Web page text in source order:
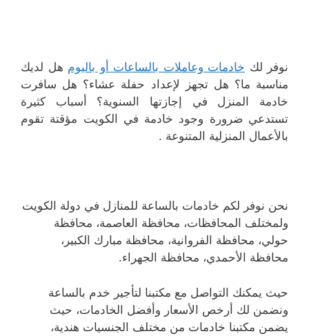
نوفر لك خادمات وعاملات بالساعات أو باليوم هل لديك
مناسبة ما؟ هل تجهز لإعداد حفلة عشاء؟ هل سافرت
خادمة المنزل في إجازتها السنوية؟ أسباب كثيرة
تستدعي ضرورة وجود خادمة في الكويت مؤقتة تقوم
بالأعمال المنزلية المتنوعة .
نحن نوفر لكم خادمات بالساعة للمنازل في دولة الكويت
ولمختلف المحافظات، محافظة العاصمة، محافظة
حولي، محافظة الفروانية، محافظة مبارك الكبير،
محافظة الأحمدي، محافظة الجهراء.
حيث يمكنك التواصل مع مكتبنا لتأجير خدم بالساعة
ونضمن لك أرخص الأسعار وأفضل الخادمات، حيث
يضمن مكتبنا خادمات من مختلف الجنسيات هندية،